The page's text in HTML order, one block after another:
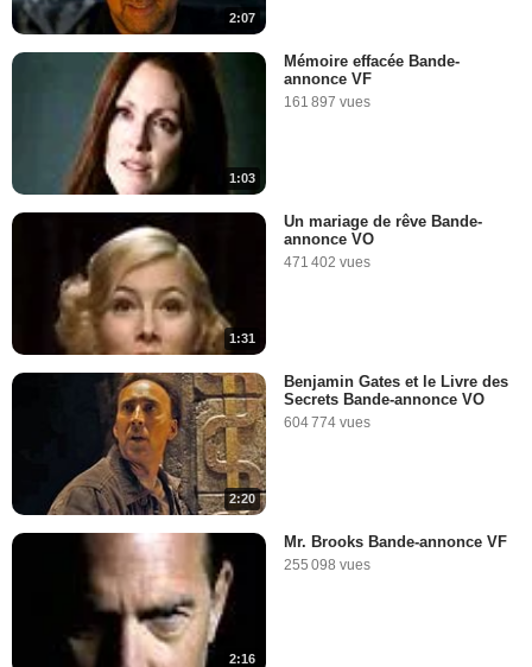
2:07
1:03
Mémoire effacée Bande-
annonce VF
161 897 vues
1:31
Un mariage de rêve Bande-
annonce VO
471 402 vues
2:20
Benjamin Gates et le Livre des
Secrets Bande-annonce VO
604 774 vues
2:16
Mr. Brooks Bande-annonce VF
255 098 vues